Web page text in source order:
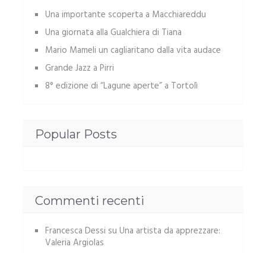
Una importante scoperta a Macchiareddu
Una giornata alla Gualchiera di Tiana
Mario Mameli un cagliaritano dalla vita audace
Grande Jazz a Pirri
8° edizione di “Lagune aperte” a Tortolì
Popular Posts
Commenti recenti
Francesca Dessi su Una artista da apprezzare:
Valeria Argiolas